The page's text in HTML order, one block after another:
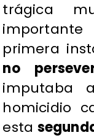
trágica
primera
no
imputaba
homicidio
esta